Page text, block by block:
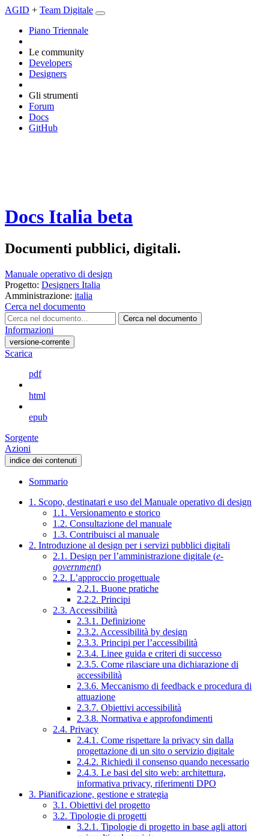
AGID + Team Digitale
Piano Triennale
Le community
Developers
Designers
Gli strumenti
Forum
Docs
GitHub
Docs Italia beta
Documenti pubblici, digitali.
Manuale operativo di design
Progetto: Designers Italia
Amministrazione: italia
Cerca nel documento
Cerca nel documento
Informazioni
versione-corrente
Scarica
pdf
html
epub
Sorgente
Azioni
indice dei contenuti
Sommario
1. Scopo, destinatari e uso del Manuale operativo di design
1.1. Versionamento e storico
1.2. Consultazione del manuale
1.3. Contribuisci al manuale
2. Introduzione al design per i servizi pubblici digitali
2.1. Design per l’amministrazione digitale (e-
government)
2.2. L’approccio progettuale
2.2.1. Buone pratiche
2.2.2. Principi
2.3. Accessibilità
2.3.1. Definizione
2.3.2. Accessibilità by design
2.3.3. Principi per l’accessibilità
2.3.4. Linee guida e criteri di successo
2.3.5. Come rilasciare una dichiarazione di
accessibilità
2.3.6. Meccanismo di feedback e procedura di
attuazione
2.3.7. Obiettivi accessibilità
2.3.8. Normativa e approfondimenti
2.4. Privacy
2.4.1. Come rispettare la privacy sin dalla
progettazione di un sito o servizio digitale
2.4.2. Richiedi il consenso quando necessario
2.4.3. Le basi del sito web: architettura,
informativa privacy, riferimenti DPO
3. Pianificazione, gestione e strategia
3.1. Obiettivi del progetto
3.2. Tipologie di progetti
3.2.1. Tipologie di progetto in base agli attori